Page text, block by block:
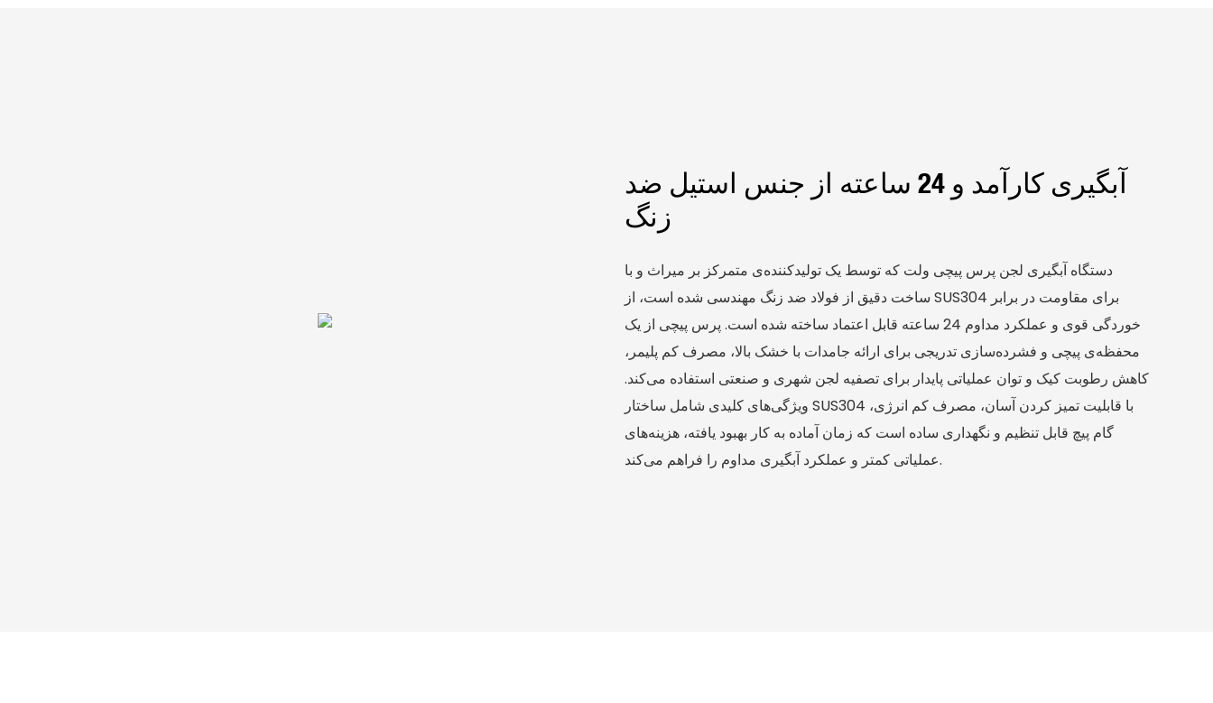
آبگیری کارآمد و 24 ساعته از جنس استیل ضد
زنگ
دستگاه آبگیری لجن پرس پیچی ولت که توسط یک تولیدکننده‌ی متمرکز بر میراث و با
ساخت دقیق از فولاد ضد زنگ مهندسی شده است، از SUS304 برای مقاومت در برابر
خوردگی قوی و عملکرد مداوم 24 ساعته قابل اعتماد ساخته شده است. پرس پیچی از یک
محفظه‌ی پیچی و فشرده‌سازی تدریجی برای ارائه جامدات با خشک بالا، مصرف کم پلیمر،
کاهش رطوبت کیک و توان عملیاتی پایدار برای تصفیه لجن شهری و صنعتی استفاده می‌کند.
ویژگی‌های کلیدی شامل ساختار SUS304 با قابلیت تمیز کردن آسان، مصرف کم انرژی،
گام پیچ قابل تنظیم و نگهداری ساده است که زمان آماده به کار بهبود یافته، هزینه‌های
عملیاتی کمتر و عملکرد آبگیری مداوم را فراهم می‌کند.